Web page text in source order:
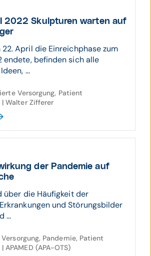
2022 Skulpturen warten auf
April die Einreichphase zum
endete, befinden sich alle
...
Versorgung, Patient
Walter Zifferer
der Pandemie auf
über die Häufigkeit der
und Störungsbilder
...
Pandemie, Patient
APAMED (APA-OTS)